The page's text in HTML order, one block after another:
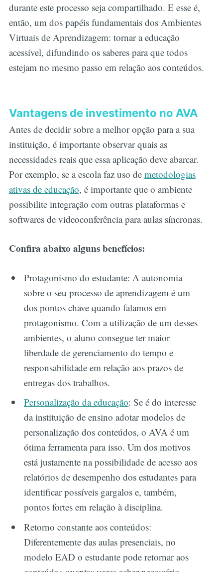
durante este processo seja compartilhado. E esse é,
então, um dos papéis fundamentais dos Ambientes
Virtuais de Aprendizagem: tornar a educação
acessível, difundindo os saberes para que todos
estejam no mesmo passo em relação aos conteúdos.
Vantagens de investimento no AVA
Antes de decidir sobre a melhor opção para a sua
instituição, é importante observar quais as
necessidades reais que essa aplicação deve abarcar.
Por exemplo, se a escola faz uso de metodologias
ativas de educação, é importante que o ambiente
possibilite integração com outras plataformas e
softwares de videoconferência para aulas síncronas.
Confira abaixo alguns benefícios:
Protagonismo do estudante: A autonomia
sobre o seu processo de aprendizagem é um
dos pontos chave quando falamos em
protagonismo. Com a utilização de um desses
ambientes, o aluno consegue ter maior
liberdade de gerenciamento do tempo e
responsabilidade em relação aos prazos de
entregas dos trabalhos.
Personalização da educação: Se é do interesse
da instituição de ensino adotar modelos de
personalização dos conteúdos, o AVA é um
ótima ferramenta para isso. Um dos motivos
está justamente na possibilidade de acesso aos
relatórios de desempenho dos estudantes para
identificar possíveis gargalos e, também,
pontos fortes em relação à disciplina.
Retorno constante aos conteúdos:
Diferentemente das aulas presenciais, no
modelo EAD o estudante pode retornar aos